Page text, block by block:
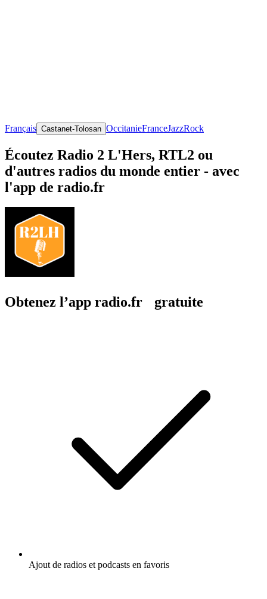
Français Castanet-Tolosan OccitanieFranceJazzRock
Écoutez Radio 2 L'Hers, RTL2 ou
d'autres radios du monde entier - avec
l'app de radio.fr
Obtenez l’app radio.fr gratuite
Ajout de radios et podcasts en favoris